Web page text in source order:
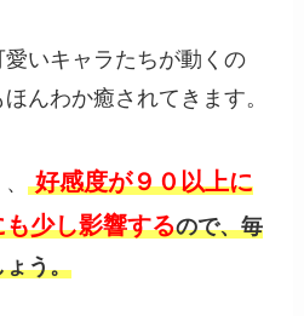
いキャラたちが動くの
んわか癒されてきます。
、好感度が９０以上に
少し影響するので、毎
ょう。